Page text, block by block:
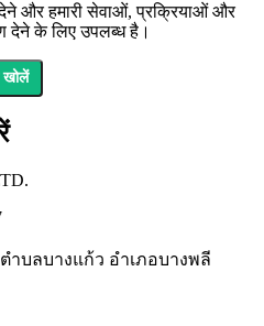
देने और हमारी सेवाओं, प्रक्रियाओं और
देने के लिए उपलब्ध है।
खोलें
ำบลบางแก้ว อำเภอบางพลี